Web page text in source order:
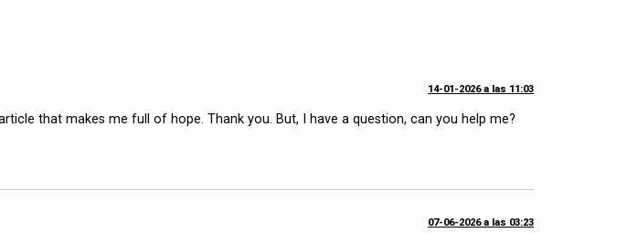
14-01-2026 a las 11:03
that makes me full of hope. Thank you. But, I have a question, can you help me?
07-06-2026 a las 03:23